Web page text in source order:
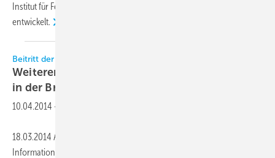
Institut für Fenstertechnik (ift) Rosenheim ein Online-Tool
entwickelt.
Beitritt der IKK GmbH zum ZVKKW
Weiterer Schritt zu größerer Geschlossenheit
in der Branche
10.04.2014 -
18.03.2014 Am 14. März 2014 wurde die IKK Messe Wirtschafts- und
Informationsdienste GmbH offiziell als Mitglied im Fachbereich